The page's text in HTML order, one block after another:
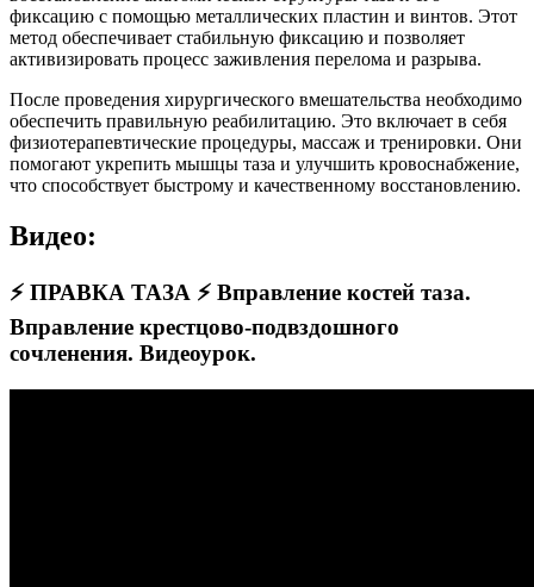
фиксацию с помощью металлических пластин и винтов. Этот
метод обеспечивает стабильную фиксацию и позволяет
активизировать процесс заживления перелома и разрыва.
После проведения хирургического вмешательства необходимо
обеспечить правильную реабилитацию. Это включает в себя
физиотерапевтические процедуры, массаж и тренировки. Они
помогают укрепить мышцы таза и улучшить кровоснабжение,
что способствует быстрому и качественному восстановлению.
Видео:
⚡ ПРАВКА ТАЗА ⚡ Вправление костей таза.
Вправление крестцово-подвздошного
сочленения. Видеоурок.